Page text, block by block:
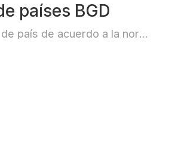
países BGD
Abreviaciones de país de acuerdo a la norma ISO-3166 alfa-3